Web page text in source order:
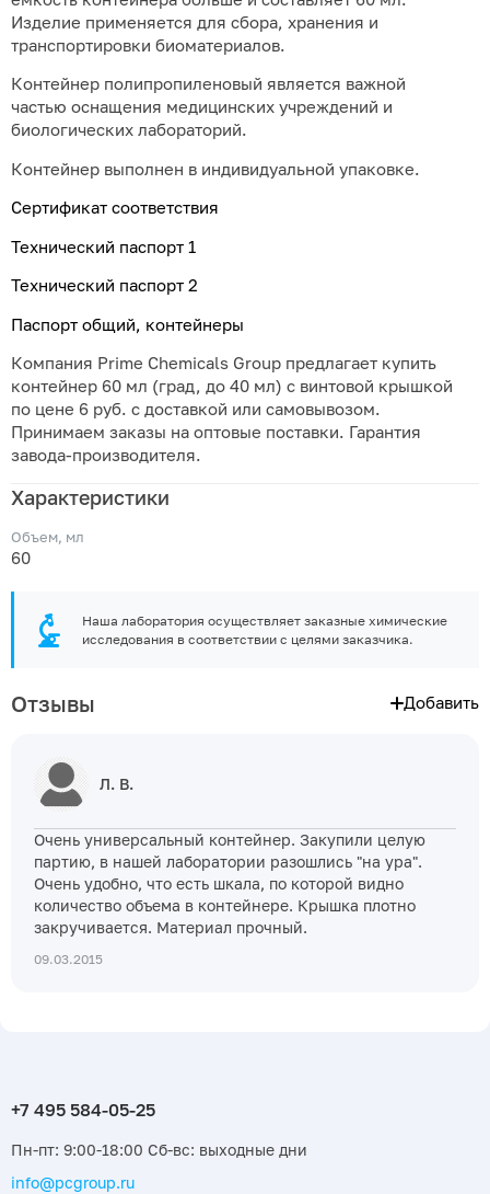
Изделие применяется для сбора, хранения и
транспортировки биоматериалов.
Контейнер полипропиленовый является важной
частью оснащения медицинских учреждений и
биологических лабораторий.
Контейнер выполнен в индивидуальной упаковке.
Сертификат соответствия
Технический паспорт 1
Технический паспорт 2
Паспорт общий, контейнеры
Компания Prime Chemicals Group предлагает купить
контейнер 60 мл (град, до 40 мл) с винтовой крышкой
по цене 6 руб. с доставкой или самовывозом.
Принимаем заказы на оптовые поставки. Гарантия
завода-производителя.
Характеристики
Объем, мл
60
Наша лаборатория осуществляет заказные химические
исследования в соответствии с целями заказчика.
Отзывы Добавить
Л. В.
Очень универсальный контейнер. Закупили целую
партию, в нашей лаборатории разошлись "на ура".
Очень удобно, что есть шкала, по которой видно
количество объема в контейнере. Крышка плотно
закручивается. Материал прочный.
09.03.2015
Пн-пт: 9:00-18:00 Сб-вс: выходные дни
info@pcgroup.ru